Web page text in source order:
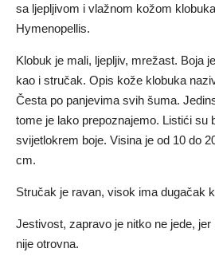
sa ljepljivom i vlažnom kožom
Hymenopellis.
Klobuk je mali, ljepljiv, mrežast. Boja
kao i stručak. Opis kože klobuka
Česta po panjevima svih šuma.
tome je lako prepoznajemo. Listići su
svijetlokrem boje. Visina je od 10 do
cm.
Stručak je ravan, visok ima dugačak
Jestivost, zapravo je nitko ne jede,
nije otrovna.